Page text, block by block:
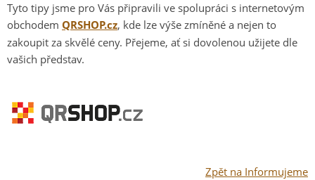
Tyto tipy jsme pro Vás připravili ve spolupráci s internetovým
obchodem QRSHOP.cz, kde lze výše zmíněné a nejen to
zakoupit za skvělé ceny. Přejeme, ať si dovolenou užijete dle
vašich představ.
Zpět na Informujeme